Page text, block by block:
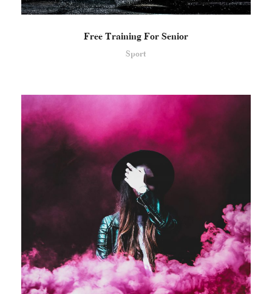
Free Training For Senior
Sport